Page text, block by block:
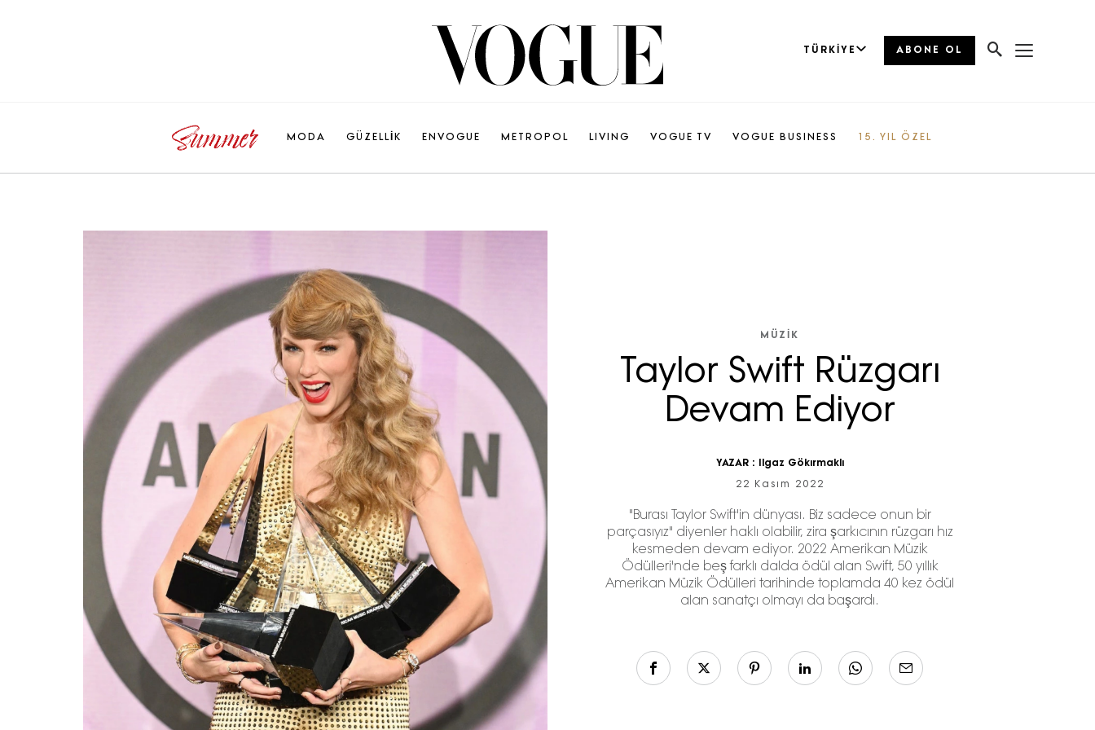
TÜRKIYE ABONE OL
MODA GÜZELLİK ENVOGUE METROPOL LIVING VOGUE TV VOGUE BUSINESS 15. YIL ÖZEL
MÜZİK
Taylor Swift Rüzgarı
Devam Ediyor
YAZAR : Ilgaz Gökırmaklı
22 Kasım 2022
"Burası Taylor Swift'in dünyası. Biz sadece onun bir
parçasıyız" diyenler haklı olabilir, zira şarkıcının rüzgarı hız
kesmeden devam ediyor. 2022 Amerikan Müzik
Ödülleri'nde beş farklı dalda ödül alan Swift, 50 yıllık
Amerikan Müzik Ödülleri tarihinde toplamda 40 kez ödül
alan sanatçı olmayı da başardı.